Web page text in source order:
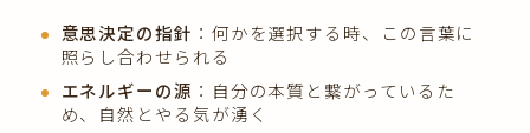
意思決定の指針 ：何かを選択する時、この言葉に
照らし合わせられる
エネルギーの源 ：自分の本質と繋がっているた
め、自然とやる気が湧く